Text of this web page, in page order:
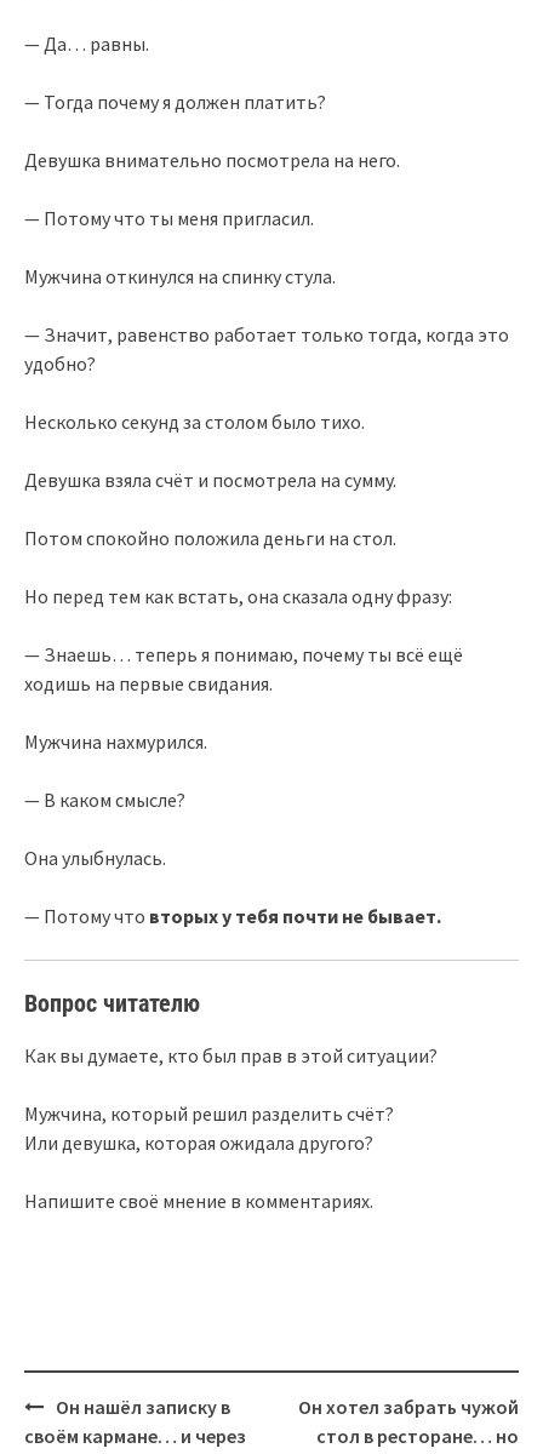
— Да… равны.
— Тогда почему я должен платить?
Девушка внимательно посмотрела на него.
— Потому что ты меня пригласил.
Мужчина откинулся на спинку стула.
— Значит, равенство работает только тогда, когда это
удобно?
Несколько секунд за столом было тихо.
Девушка взяла счёт и посмотрела на сумму.
Потом спокойно положила деньги на стол.
Но перед тем как встать, она сказала одну фразу:
— Знаешь… теперь я понимаю, почему ты всё ещё
ходишь на первые свидания.
Мужчина нахмурился.
— В каком смысле?
Она улыбнулась.
— Потому что вторых у тебя почти не бывает.
Вопрос читателю
Как вы думаете, кто был прав в этой ситуации?
Мужчина, который решил разделить счёт?
Или девушка, которая ожидала другого?
Напишите своё мнение в комментариях.
Post
navigation
Он нашёл записку в
своём кармане… и через
Он хотел забрать чужой
стол в ресторане… но